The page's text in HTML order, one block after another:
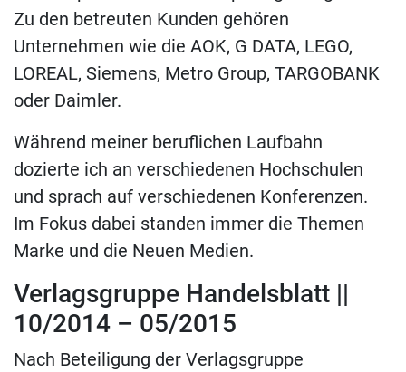
Zu den betreuten Kunden gehören
Unternehmen wie die AOK, G DATA, LEGO,
LOREAL, Siemens, Metro Group, TARGOBANK
oder Daimler.
Während meiner beruflichen Laufbahn
dozierte ich an verschiedenen Hochschulen
und sprach auf verschiedenen Konferenzen.
Im Fokus dabei standen immer die Themen
Marke und die Neuen Medien.
Verlagsgruppe Handelsblatt ||
10/2014 – 05/2015
Nach Beteiligung der Verlagsgruppe